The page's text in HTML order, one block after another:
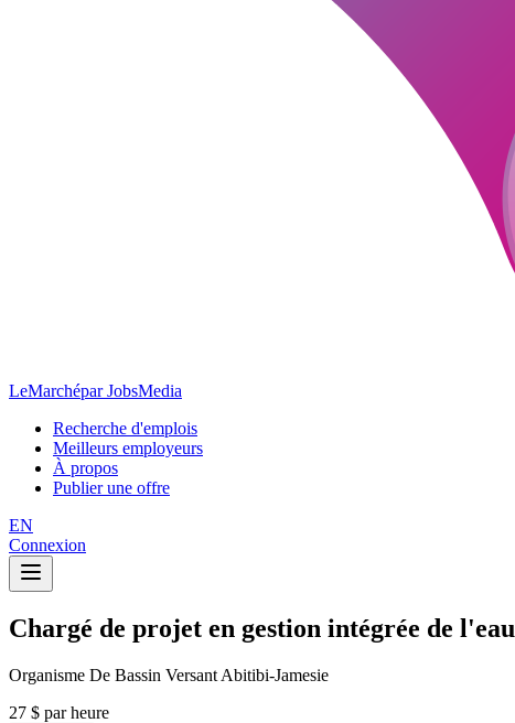
LeMarchépar JobsMedia
Recherche d'emplois
Meilleurs employeurs
À propos
Publier une offre
EN
Connexion
Chargé de projet en gestion intégrée de l'eau
Organisme De Bassin Versant Abitibi-Jamesie
27 $ par heure